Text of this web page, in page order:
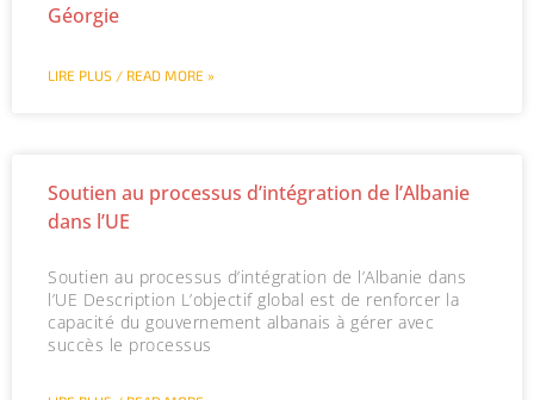
Géorgie
LIRE PLUS / READ MORE »
Soutien au processus d’intégration de l’Albanie
dans l’UE
Soutien au processus d’intégration de l’Albanie dans
l’UE Description L’objectif global est de renforcer la
capacité du gouvernement albanais à gérer avec
succès le processus